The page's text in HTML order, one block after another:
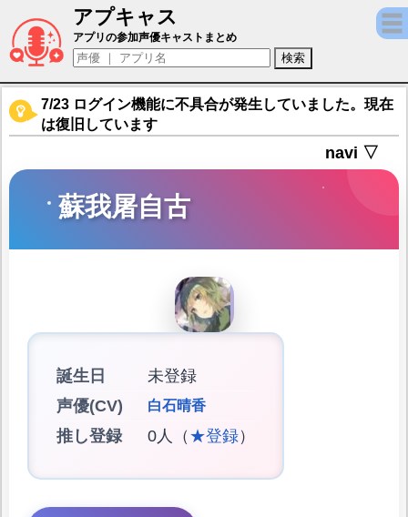
アプキャス
蘇我屠自古（声優：白石晴香)【東方キャノ
アプリの参加声優キャストまとめ
7/23 ログイン機能に不具合が発生していました。現在
は復旧しています
navi ▽
蘇我屠自古
誕生日
未登録
声優(CV)
白石晴香
推し登録 0人（ ★登録）